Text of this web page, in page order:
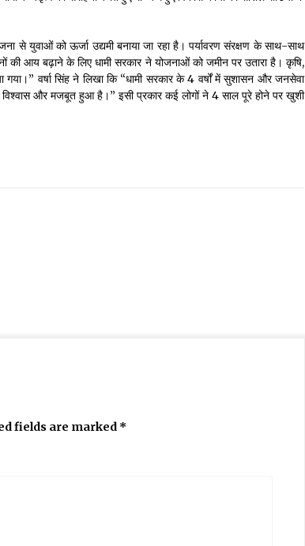
से युवाओं को ऊर्जा उद्यमी बनाया जा रहा है। पर्यावरण संरक्षण के साथ-साथ
आय बढ़ाने के लिए धामी सरकार ने योजनाओं को जमीन पर उतारा है। कृषि,
वर्षा सिंह ने लिखा कि “धामी सरकार के 4 वर्षों में सुशासन और जनसेवा
का विश्वास और मजबूत हुआ है।” इसी प्रकार कई लोगों ने 4 साल पूरे होने पर खुशी
fields are marked *